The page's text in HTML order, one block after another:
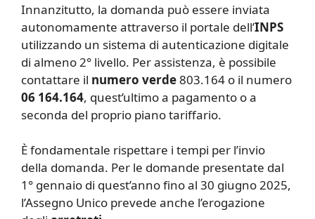
Innanzitutto, la domanda può essere inviata
autonomamente attraverso il portale dell’INPS
utilizzando un sistema di autenticazione digitale
di almeno 2° livello. Per assistenza, è possibile
contattare il numero verde803.164 o il numero
06 164.164, quest’ultimo a pagamento o a
seconda del proprio piano tariffario.
È fondamentale rispettare i tempi per l’invio
della domanda. Per le domande presentate dal
1° gennaio di quest’anno fino al 30 giugno 2025,
l’Assegno Unico prevede anche l’erogazione